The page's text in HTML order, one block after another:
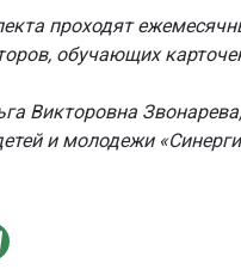
проходят
обучающих
Викторовна
и молодежи